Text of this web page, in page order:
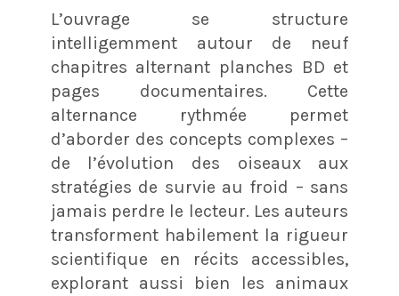
L’ouvrage se structure
intelligemment autour de neuf
chapitres alternant planches BD et
pages documentaires. Cette
alternance rythmée permet
d’aborder des concepts complexes –
de l’évolution des oiseaux aux
stratégies de survie au froid – sans
jamais perdre le lecteur. Les auteurs
transforment habilement la rigueur
scientifique en récits accessibles,
explorant aussi bien les animaux